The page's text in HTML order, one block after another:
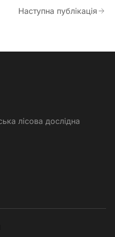
Наступна публікація
лісова дослідна